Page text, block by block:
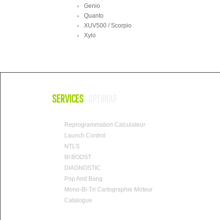
Genio
Quanto
XUV500 / Scorpio
Xylo
SERVICES
Reprogrammation Calculateur
Launch Control
NTLS
BI BOOST
DIAGNOSTIC
Pop And Bang
Mono-Bi-Tri Cartographie Moteur
Catalogue